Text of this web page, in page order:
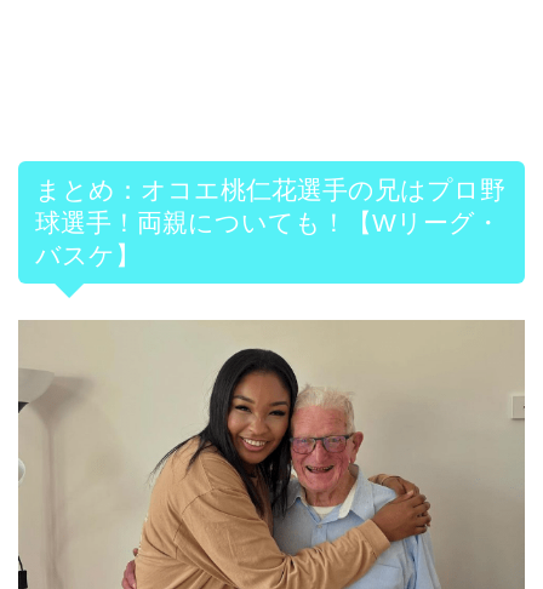
まとめ：オコエ桃仁花選手の兄はプロ野
球選手！両親についても！【Wリーグ・
バスケ】